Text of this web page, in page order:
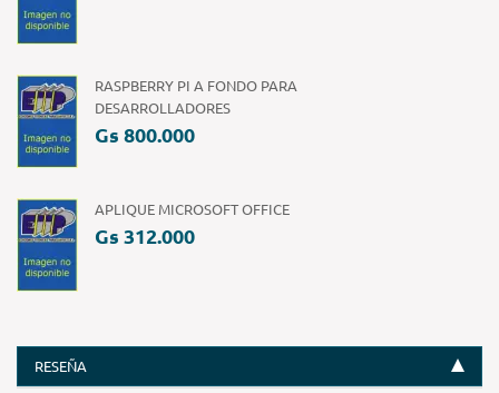
RASPBERRY PI A FONDO PARA
DESARROLLADORES
Gs 800.000
APLIQUE MICROSOFT OFFICE
Gs 312.000
RESEÑA